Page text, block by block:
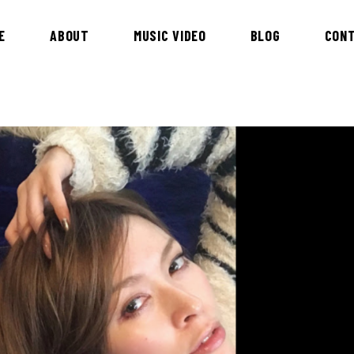
ABOUT MUSIC VIDEO BLOG